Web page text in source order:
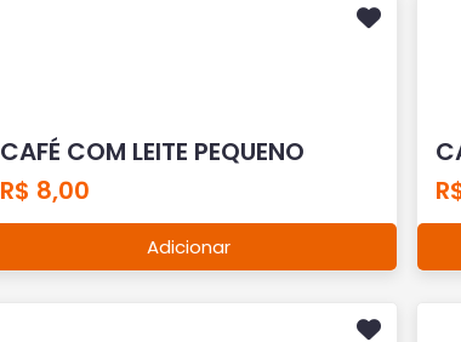
CAFÉ COM LEITE PEQUENO
R$ 8,00
Adicionar